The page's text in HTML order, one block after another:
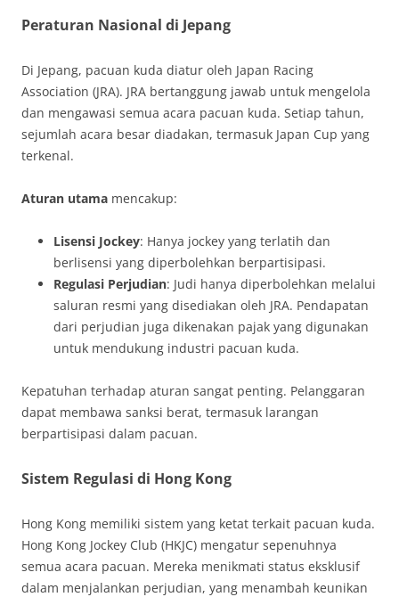
Peraturan Nasional di Jepang
Di Jepang, pacuan kuda diatur oleh Japan Racing
Association (JRA). JRA bertanggung jawab untuk mengelola
dan mengawasi semua acara pacuan kuda. Setiap tahun,
sejumlah acara besar diadakan, termasuk Japan Cup yang
terkenal.
Aturan utama mencakup:
Lisensi Jockey: Hanya jockey yang terlatih dan
berlisensi yang diperbolehkan berpartisipasi.
Regulasi Perjudian: Judi hanya diperbolehkan melalui
saluran resmi yang disediakan oleh JRA. Pendapatan
dari perjudian juga dikenakan pajak yang digunakan
untuk mendukung industri pacuan kuda.
Kepatuhan terhadap aturan sangat penting. Pelanggaran
dapat membawa sanksi berat, termasuk larangan
berpartisipasi dalam pacuan.
Sistem Regulasi di Hong Kong
Hong Kong memiliki sistem yang ketat terkait pacuan kuda.
Hong Kong Jockey Club (HKJC) mengatur sepenuhnya
semua acara pacuan. Mereka menikmati status eksklusif
dalam menjalankan perjudian, yang menambah keunikan